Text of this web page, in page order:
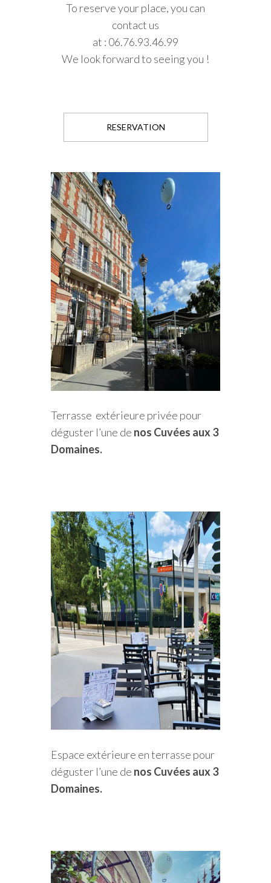
To reserve your place, you can
contact us
at : 06.76.93.46.99
We look forward to seeing you !
RESERVATION
Terrasse extérieure privée pour
déguster l’une de nos Cuvées aux 3
Domaines.
Espace extérieure en terrasse pour
déguster l’une de nos Cuvées aux 3
Domaines.